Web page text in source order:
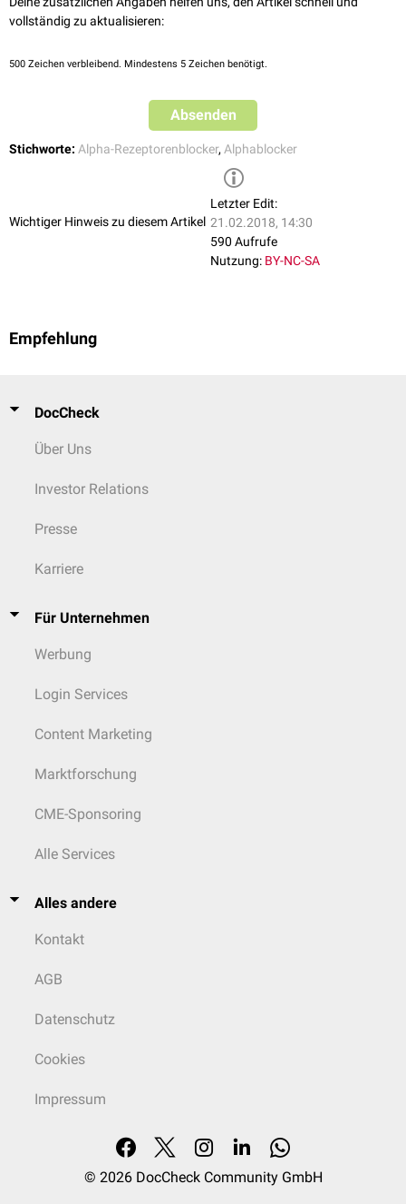
vollständig zu aktualisieren:
500 Zeichen verbleibend. Mindestens 5 Zeichen benötigt.
Absenden
Stichworte: Alpha-Rezeptorenblocker, Alphablocker
Wichtiger Hinweis zu diesem Artikel
Letzter Edit:
21.02.2018, 14:30
590 Aufrufe
Nutzung: BY-NC-SA
Empfehlung
DocCheck
Über Uns
Investor Relations
Presse
Karriere
Für Unternehmen
Werbung
Login Services
Content Marketing
Marktforschung
CME-Sponsoring
Alle Services
Alles andere
Kontakt
AGB
Datenschutz
Cookies
Impressum
© 2026 DocCheck Community GmbH